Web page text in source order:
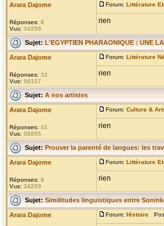
Arara Dajome
Réponses: 8
Vus: 34259
Forum: Littérature
rien
Sujet: L'EGYPTIEN PHARAONIQUE : UNE
Arara Dajome
Réponses: 32
Vus: 58127
Forum: Littérature
rien
Sujet: A nos artistes
Arara Dajome
Réponses: 41
Vus: 58805
Forum: Culture &
rien
Sujet: Prouver la parenté de langues: les
Arara Dajome
Réponses: 8
Vus: 34259
Forum: Littérature
rien
Sujet: Similitudes linguistiques entre
Arara Dajome Forum: Histoire